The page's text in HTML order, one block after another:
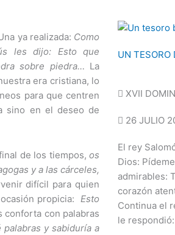
ya realizada: Como
les dijo: Esto que
sobre piedra… La
era cristiana, lo
para que centren
sino en el deseo de
de los tiempos, os
y a las cárceles,
difícil para quien
propicia: Esto
conforta con palabras
y sabiduría a
UN TESORO
XVII
26 JULIO
El rey
Dios:
admirables:
corazón
Continua el
le